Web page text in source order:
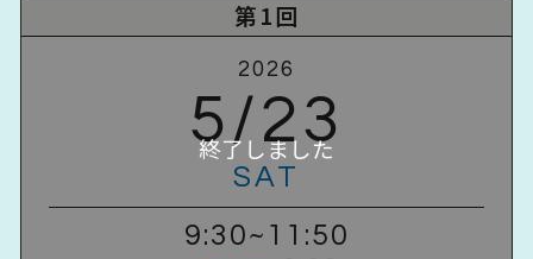
第1回
2026
5/23
SAT
9:30~11:50